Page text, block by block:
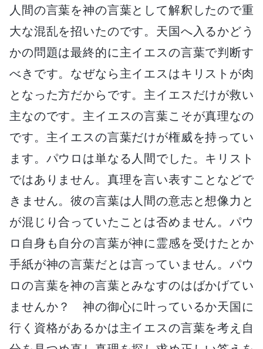
人間の言葉を神の言葉として解釈したので重
大な混乱を招いたのです。天国へ入るかどう
かの問題は最終的に主イエスの言葉で判断す
べきです。なぜなら主イエスはキリストが肉
となった方だからです。主イエスだけが救い
主なのです。主イエスの言葉こそが真理なの
です。主イエスの言葉だけが権威を持ってい
ます。パウロは単なる人間でした。キリスト
ではありません。真理を言い表すことなどで
きません。彼の言葉は人間の意志と想像力と
が混じり合っていたことは否めません。パウ
ロ自身も自分の言葉が神に霊感を受けたとか
手紙が神の言葉だとは言っていません。パウ
ロの言葉を神の言葉とみなすのはばかげてい
ませんか？ 神の御心に叶っているか天国に
行く資格があるかは主イエスの言葉を考え自